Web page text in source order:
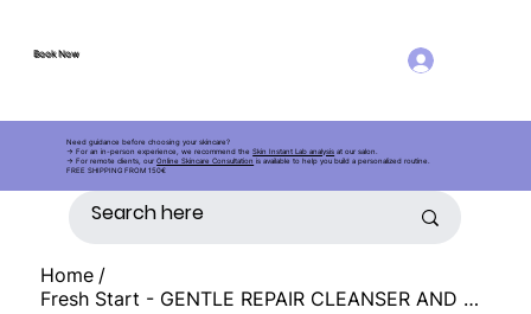
Book Now
Book Now
Home /
Fresh Start - GENTLE REPAIR CLEANSER AND MAKE-UP REMOVER
Need guidance before choosing your skincare?
→ For an in-person experience, we recommend theSkin Instant Lab analysis at our salon.
→ For remote clients, ourOnline Skincare Consultation is available to help you build a personalized routine.
FREE SHIPPING FROM 150€